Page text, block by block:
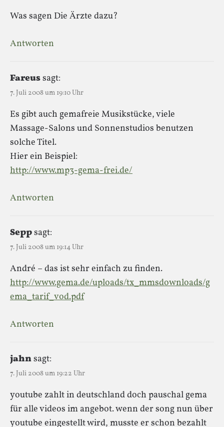
Was sagen Die Ärzte dazu?
Antworten
Fareussagt:
7. Juli 2008 um 19:10 Uhr
Es gibt auch gemafreie Musikstücke, viele
Massage-Salons und Sonnenstudios benutzen
solche Titel.
Hier ein Beispiel:
http://www.mp3-gema-frei.de/
Antworten
Seppsagt:
7. Juli 2008 um 19:14 Uhr
André – das ist sehr einfach zu finden.
http://www.gema.de/uploads/tx_mmsdownloads/g
ema_tarif_vod.pdf
Antworten
jahnsagt:
7. Juli 2008 um 19:22 Uhr
youtube zahlt in deutschland doch pauschal gema
für alle videos im angebot. wenn der song nun über
youtube eingestellt wird, musste er schon bezahlt